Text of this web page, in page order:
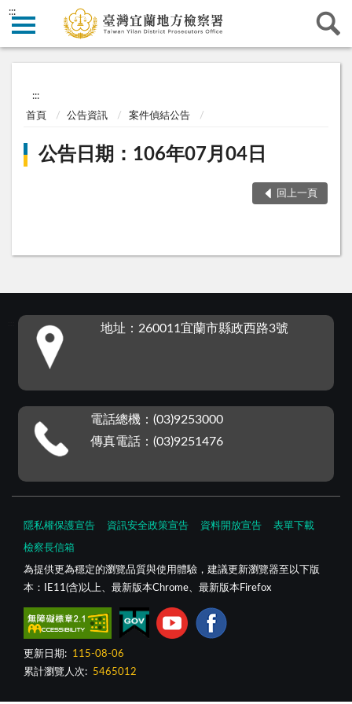
:::
:::
首頁 公告資訊 案件偵結公告
公告日期：106年07月04日
回上一頁
地址：260011宜蘭市縣政西路3號
電話總機：(03)9253000
傳真電話：(03)9251476
隱私權保護宣告 資訊安全政策宣告 資料開放宣告 表單下載
檢察長信箱
為提供更為穩定的瀏覽品質與使用體驗，建議更新瀏覽器至以下版
本：IE11(含)以上、最新版本Chrome、最新版本Firefox
更新日期:
115-08-06
累計瀏覽人次:
5465012